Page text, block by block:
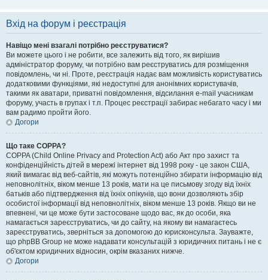
Вхід на форум і реєстрація
Навіщо мені взагалі потрібно реєструватися?
Ви можете цього і не робити, все залежить від того, як вирішив
адміністратор форуму, чи потрібно вам реєструватись для розміщення
повідомлень, чи ні. Проте, реєстрація надає вам можливість користуватись
додатковими функціями, які недоступні для анонімних користувачів,
такими як аватари, приватні повідомлення, відсилання e-mail учасникам
форуму, участь в групах і т.п. Процес реєстрації забирає небагато часу і ми
вам радимо пройти його.
Догори
Що таке COPPA?
COPPA (Child Online Privacy and Protection Act) або Акт про захист та
конфіденційність дітей в мережі інтернет від 1998 року - це закон США,
який вимагає від веб-сайтів, які можуть потенційно збирати інформацію від
неповнолітніх, віком менше 13 років, мати на це письмову згоду від їхніх
батьків або підтвердження від їхніх опікунів, що вони дозволяють збір
особистої інформації від неповнолітніх, віком менше 13 років. Якщо ви не
впевнені, чи це може бути застосоване щодо вас, як до особи, яка
намагається зареєструватись, чи до сайту, на якому ви намагаєтесь
зареєструватись, зверніться за допомогою до юрисконсульта. Зауважте,
що phpBB Group не може надавати консультацій з юридичних питань і не є
об'єктом юридичних відносин, окрім вказаних нижче.
Догори